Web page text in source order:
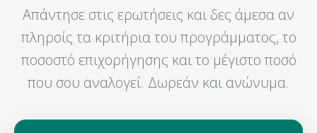
Απάντησε στις ερωτήσεις και δες άμεσα αν
πληροίς τα κριτήρια του προγράμματος, το
ποσοστό επιχορήγησης και το μέγιστο ποσό
που σου αναλογεί. Δωρεάν και ανώνυμα.